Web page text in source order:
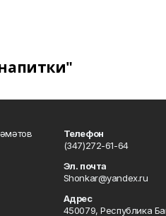
Телефон
(347)272-61-64
Эл. почта
Shonkar@yandex.ru
Адрес
450079, Республика